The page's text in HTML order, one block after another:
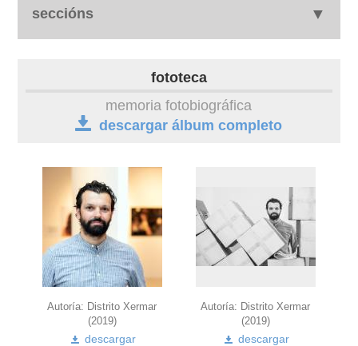
seccións
videoteca
outros docs
fototeca
memoria fotobiográfica
descargar álbum completo
Autoría: Distrito Xermar
(2019)
descargar
Autoría: Distrito Xermar
(2019)
descargar